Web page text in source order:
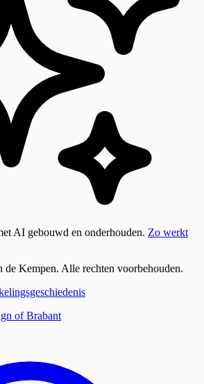
AI gebouwd en onderhouden. Zo werkt
de Kempen. Alle rechten voorbehouden.
of Brabant